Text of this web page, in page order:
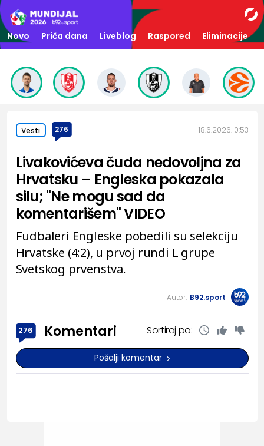
Novo Priča dana Liveblog Raspored Eliminacije
Vesti 276 18.6.2026. 0:53
Livakovićeva čuda nedovoljna za
Hrvatsku – Engleska pokazala
silu; "Ne mogu sad da
komentarišem" VIDEO
Fudbaleri Engleske pobedili su selekciju
Hrvatske (4:2), u prvoj rundi L grupe
Svetskog prvenstva.
Autor: B92.sport
276 Komentari Sortiraj po:
Pošalji komentar